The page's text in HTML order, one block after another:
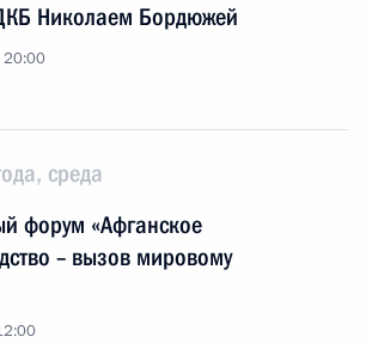
Николаем Бордюжей
20:00
среда
форум «Афганское
– вызов мировому